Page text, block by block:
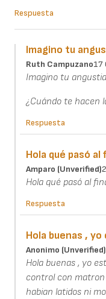
Respuesta
Imagino tu
Ruth Campuzano17
Imagino tu
¿Cuándo te hacen
Respuesta
Hola qué pasó
Amparo (unverified)
Hola qué pasó al
Respuesta
Hola buenas ,
Anonimo (unverified)
Hola buenas , yo
control con
habian latidos ni